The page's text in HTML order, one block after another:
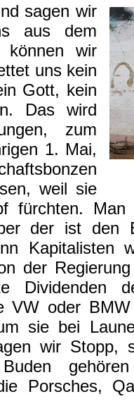
sagen wir
aus dem
können wir
uns kein
Gott, kein
Das wird
zum
1. Mai,
weil sie
fürchten.
der ist den
Kapitalisten
der
Dividenden
VW oder
sie bei
wir Stopp,
Buden
Porsches,